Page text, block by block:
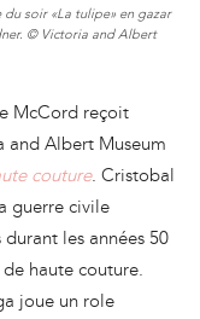
soir «La tulipe» en gazar
© Victoria and Albert
McCord reçoit
and Albert Museum
couture. Cristobal
guerre civile
les années 50
haute couture.
joue un role